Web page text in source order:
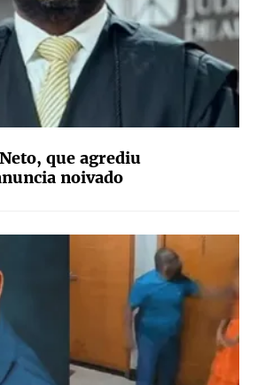
que agrediu
noivado